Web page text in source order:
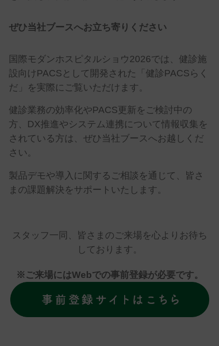
ぜひ当社ブースへお立ち寄りください
国際モダンホスピタルショウ2026では、健診施
設向けPACSとして開発された「健診PACSらく
だ」を実際にご覧いただけます。
健診業務の効率化やPACS更新をご検討中の
方、
DX推進やシステム連携について情報収集を
されている方は、ぜひ当社ブースへお越しくだ
さい。
製品デモや導入に関するご相談を通じて、皆さ
まの課題解決をサポートいたします。
スタッフ一同、皆さまのご来場を心よりお待ち
しております。
※ご来場にはWebでの事前登録が必要です。